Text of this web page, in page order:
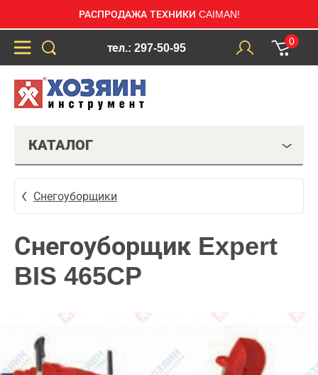
РАСПРОДАЖА ТЕХНИКИ CAIMAN!
тел.: 297-50-95
0
КАТАЛОГ
Снегоуборщики
Снегоуборщик Expert
BIS 465CP